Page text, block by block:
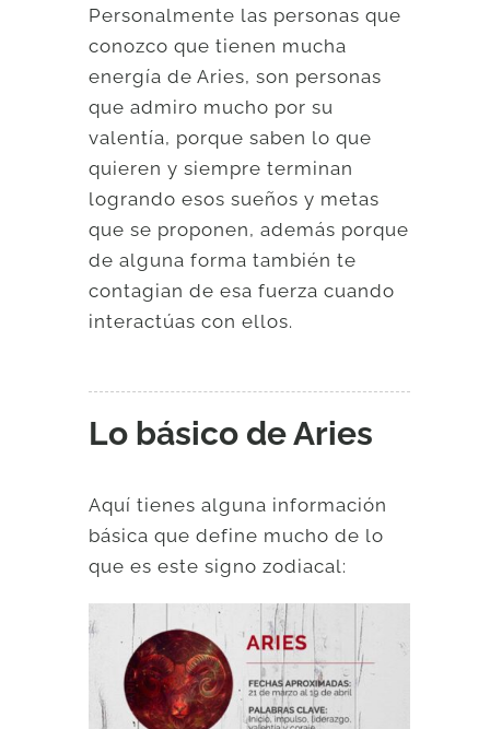
Personalmente las personas que
conozco que tienen mucha
energía de Aries, son personas
que admiro mucho por su
valentía, porque saben lo que
quieren y siempre terminan
logrando esos sueños y metas
que se proponen, además porque
de alguna forma también te
contagian de esa fuerza cuando
interactúas con ellos.
Lo básico de Aries
Aquí tienes alguna información
básica que define mucho de lo
que es este signo zodiacal: